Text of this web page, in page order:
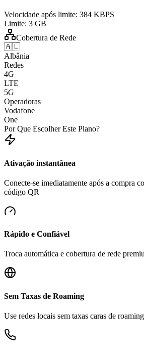
Velocidade após limite: 384 KBPS
Limite: 3 GB
Cobertura de Rede
🇦🇱
Albânia
Redes
4G
LTE
5G
Operadoras
Vodafone
One
Por Que Escolher Este Plano?
Ativação instantânea
Conecte-se imediatamente após a compra
código QR
Rápido e Confiável
Troca automática e cobertura de rede
Sem Taxas de Roaming
Use redes locais sem taxas caras de roaming